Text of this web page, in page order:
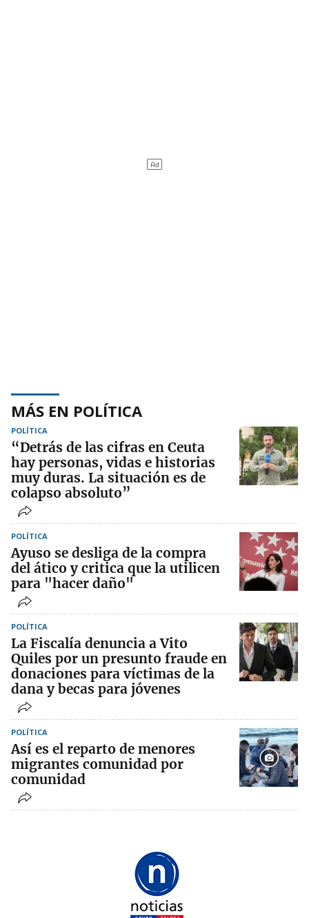
MÁS EN POLÍTICA
POLÍTICA
“Detrás de las cifras en Ceuta
hay personas, vidas e historias
muy duras. La situación es de
colapso absoluto”
POLÍTICA
Ayuso se desliga de la compra
del ático y critica que la utilicen
para "hacer daño"
POLÍTICA
La Fiscalía denuncia a Vito
Quiles por un presunto fraude en
donaciones para víctimas de la
dana y becas para jóvenes
POLÍTICA
Así es el reparto de menores
migrantes comunidad por
comunidad